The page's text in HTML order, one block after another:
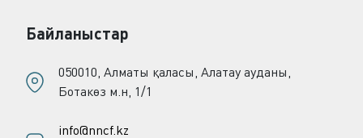
Байланыстар
050010, Алматы қаласы, Алатау ауданы,
Ботакөз м.н, 1/1
info@nncf.kz